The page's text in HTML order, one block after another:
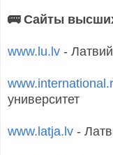
🚌 Сайты
www.lu.lv -
университет
www.latja.lv -